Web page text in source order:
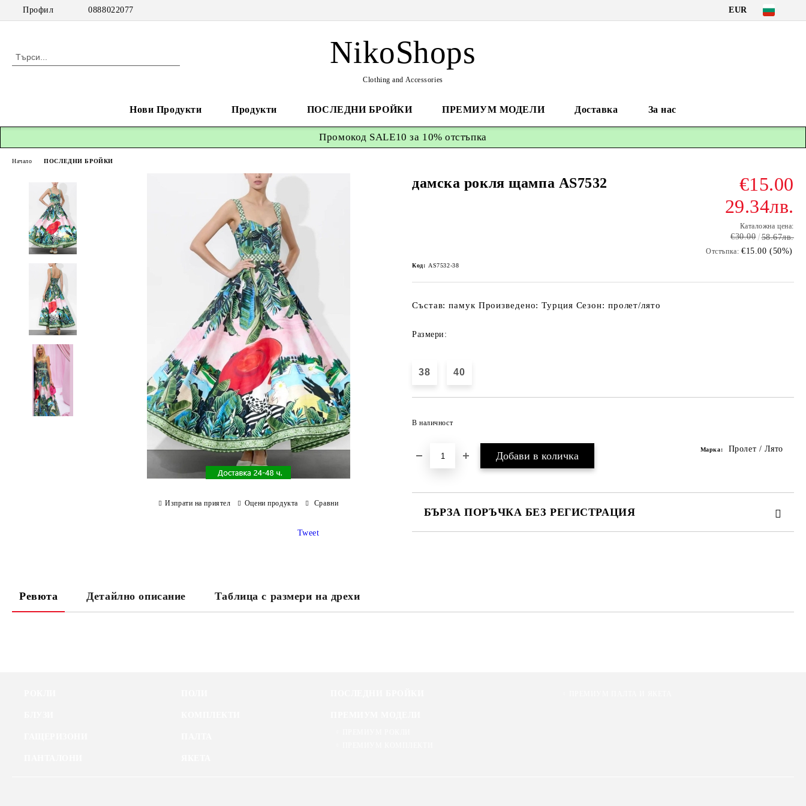
Профил 0888022077 EUR
NikoShops
Clothing and Accessories
Нови Продукти Продукти ПОСЛЕДНИ БРОЙКИ ПРЕМИУМ МОДЕЛИ Доставка За нас
Промокод SALE10 за 10% отстъпка
Начало ПОСЛЕДНИ БРОЙКИ
дамскa рокля щампа AS7532
€15.00
29.34лв.
Каталожна цена:
€30.00 58.67лв.
Отстъпка: €15.00 (50%)
Код: AS7532-38
Състав: памук Произведено: Турция Сезон: пролет/лято
Размери:
38 40
В наличност
Марка: Пролет / Лято
БЪРЗА ПОРЪЧКА БЕЗ РЕГИСТРАЦИЯ
Изпрати на приятел Оцени продукта Сравни
Tweet
Ревюта Детайлно описание Таблица с размери на дрехи